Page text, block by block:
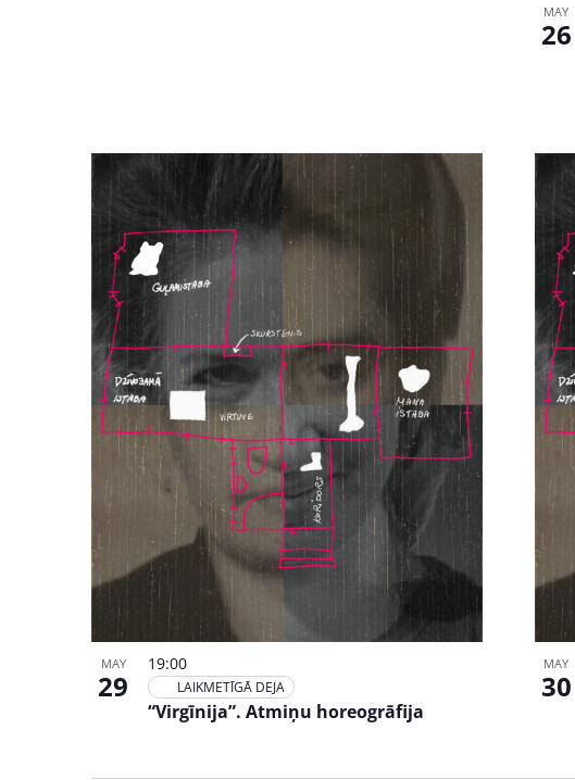
MAY
26
MAY
29
“Virgīnija”. Atmiņu horeogrāfija
19:00
LAIKMETĪGĀ DEJA
MAY
30